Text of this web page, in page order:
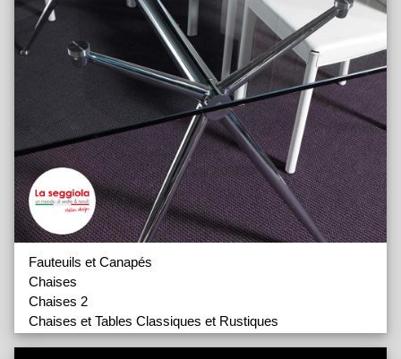
Fauteuils et Canapés
Chaises
Chaises 2
Chaises et Tables Classiques et Rustiques
Tables